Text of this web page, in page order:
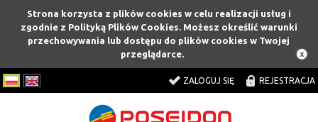
Strona korzysta z plików cookies w celu realizacji usług i
zgodnie z Polityką Plików Cookies. Możesz określić warunki
przechowywania lub dostępu do plików cookies w Twojej
przeglądarce.
ZALOGUJ SIĘ REJESTRACJA